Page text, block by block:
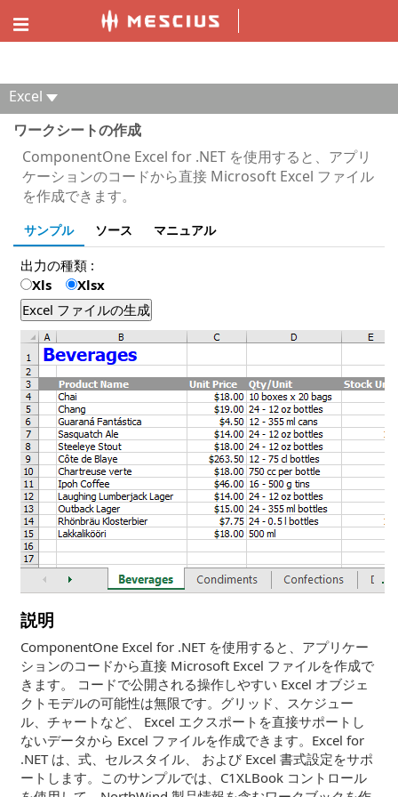
Excel
ワークシートの作成
ComponentOne Excel for .NET を使用すると、アプリ
ケーションのコードから直接 Microsoft Excel ファイル
を作成できます。
サンプル ソース マニュアル
出力の種類 :
Xls
Xlsx
説明
ComponentOne Excel for .NET を使用すると、アプリケー
ションのコードから直接 Microsoft Excel ファイルを作成で
きます。 コードで公開される操作しやすい Excel オブジェ
クトモデルの可能性は無限です。グリッド、スケジュー
ル、チャートなど、 Excel エクスポートを直接サポートし
ないデータから Excel ファイルを作成できます。Excel for
.NET は、式、セルスタイル、 および Excel 書式設定をサポ
ートします。このサンプルでは、C1XLBook コントロール